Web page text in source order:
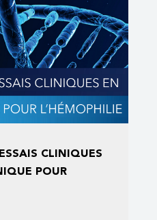
CLINIQUES
POUR